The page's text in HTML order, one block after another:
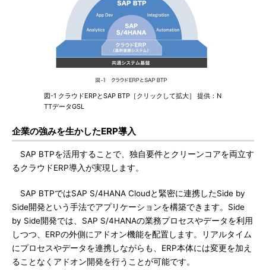
図-1 クラウドERPとSAP BTP［クリックして拡大］ 提供：N
TTデータGSL
企業の強みを生かしたERP導入
SAP BTPを活用することで、独自要件とクリーンコアを両立す
るクラウドERP導入が実現します。
SAP BTPではSAP S/4HANA Cloudと緊密に連携したSide by
Side開発という手法でアプリケーションを構築できます。Side
by Side開発では、SAP S/4HANAの業務プロセスやデータを利用
しつつ、ERPの外側にアドオン機能を配置します。リアルタイム
にプロセスやデータを連携しながらも、ERP本体には変更を加え
ることなくアドオン開発を行うことが可能です。